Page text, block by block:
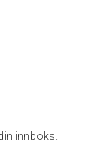
innboks.